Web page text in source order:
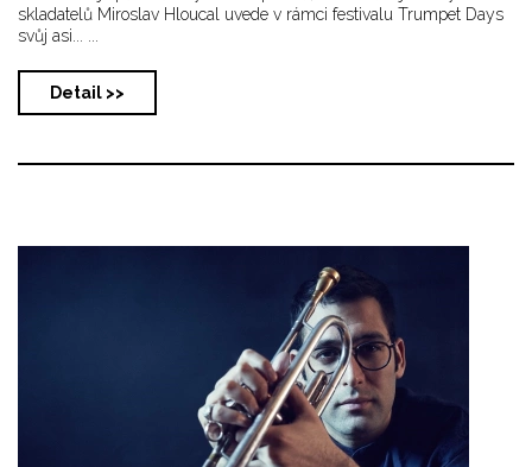
skladatelů Miroslav Hloucal uvede v rámci festivalu Trumpet Days
svůj asi... ...
Detail >>